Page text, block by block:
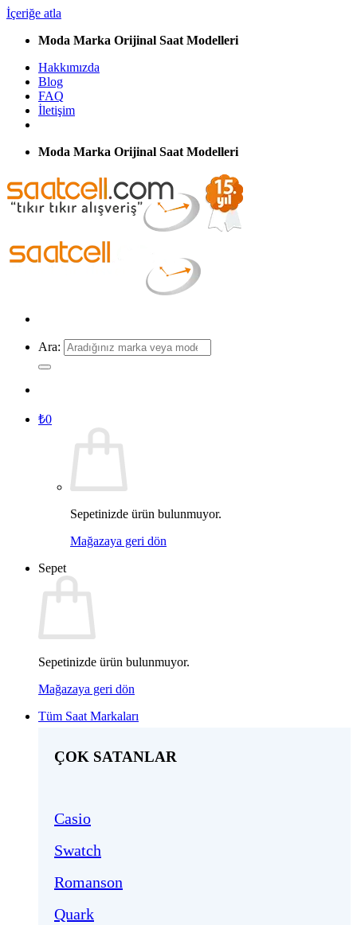
İçeriğe atla
Moda Marka Orijinal Saat Modelleri
Hakkımızda
Blog
FAQ
İletişim
Moda Marka Orijinal Saat Modelleri
Ara:
₺0
Sepetinizde ürün bulunmuyor.
Mağazaya geri dön
Sepet
Sepetinizde ürün bulunmuyor.
Mağazaya geri dön
Tüm Saat Markaları
ÇOK SATANLAR
Casio
Swatch
Romanson
Quark